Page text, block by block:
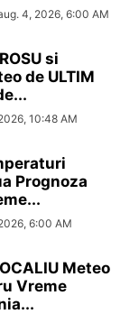
4, 2026, 6:00 AM
si
de ULTIM
10:48 AM
Prognoza
6:00 AM
Meteo
Vreme